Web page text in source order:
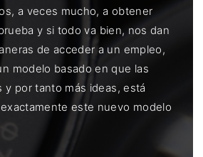
a veces mucho, a obtener
y si todo va bien, nos dan
de acceder a un empleo,
modelo basado en que las
por tanto más ideas, está
este nuevo modelo